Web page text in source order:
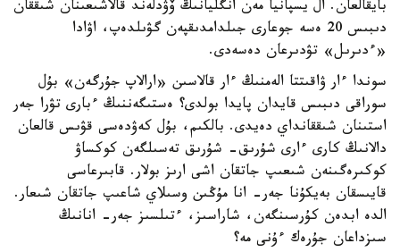
بايقالعان. ال يسپانيا مەن انگليانىڭ ۆۋدلەند قالاشىعىنان شىققان
دىبىس 20 ەسە جوعارى جىلدامدىقپەن گۋىلدەپ، اۋادا
«ءدىرىل» تۋدىرعان دەسەدى.
سوندا ءار ۋاقىتتا الەمنىڭ ءار قالاسىن «ارالاپ جۇرگەن» بۇل
سوراقى دىبىس قايدان پايدا بولدى؟ ەستىگەننىڭ ءبارى تۋرا جەر
استىنان شىققانداي دەيدى. بالكىم، بۇل كەۋدەسى قۋىس قالعان
دالانىڭ كارى ءارى شۇرىق- شۇرىق تەسىلگەن كوكساۋ
كوكىرەگىنەن شىعىپ جاتقان اشى ارىز بولار. قابىرعاسى
قايىسقان بەيكۇنا جەر- انا مۇڭىن وسىلاي شاعىپ جاتقان شىعار.
الدە ابدەن كۇرسىنگەن، شاراسىز، ءتىلسىز جەر- انانىڭ
سىزداعان جۇرەك ءۇنى مە؟